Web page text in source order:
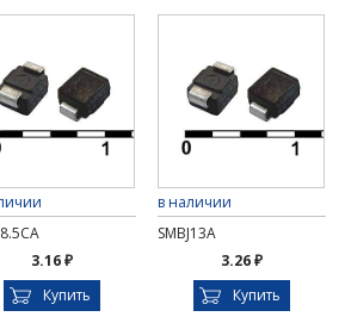
3.16 ₽
Купить
в наличии
SMBJ13A
3.26 ₽
Купить